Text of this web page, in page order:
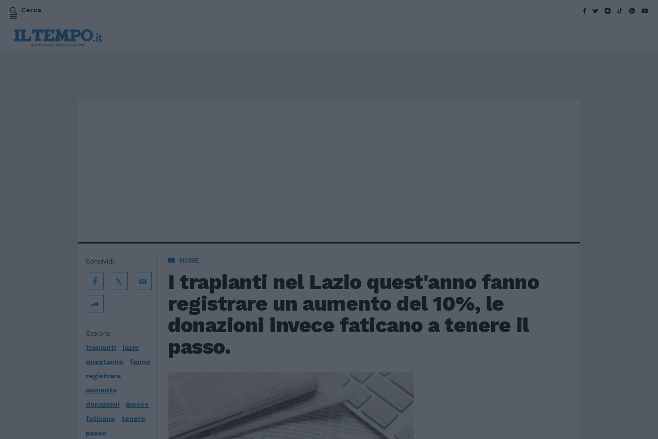
Cerca
HOME
I trapianti nel Lazio quest'anno fanno
registrare un aumento del 10%, le
donazioni invece faticano a tenere il
passo.
Esplora:
trapianti
lazio
questanno
fanno
registrare
aumento
donazioni
invece
faticano
tenere
passo
Condividi: